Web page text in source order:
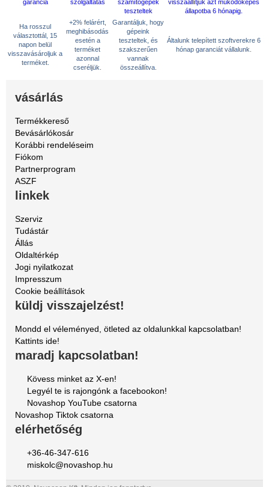
Ha rosszul
választottál, 15
napon belül
visszavásároljuk a
terméket.
+2% felárért,
meghibásodás
esetén a
terméket
azonnal
cseréljük.
Garantáljuk, hogy
gépeink
teszteltek, és
szakszerűen
vannak
összeállítva.
Általunk telepített szoftverekre 6
hónap garanciát vállalunk.
vásárlás
Termékkereső
Bevásárlókosár
Korábbi rendeléseim
Fiókom
Partnerprogram
ASZF
linkek
Szerviz
Tudástár
Állás
Oldaltérkép
Jogi nyilatkozat
Impresszum
Cookie beállítások
küldj visszajelzést!
Mondd el véleményed, ötleted az oldalunkkal kapcsolatban!
Kattints ide!
maradj kapcsolatban!
Kövess minket az X-en!
Legyél te is rajongónk a facebookon!
Novashop YouTube csatorna
Novashop Tiktok csatorna
elérhetőség
+36-46-347-616
miskolc@novashop.hu